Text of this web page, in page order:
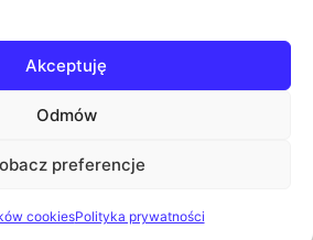
Akceptuję
Odmów
preferencje
cookiesPolityka prywatności